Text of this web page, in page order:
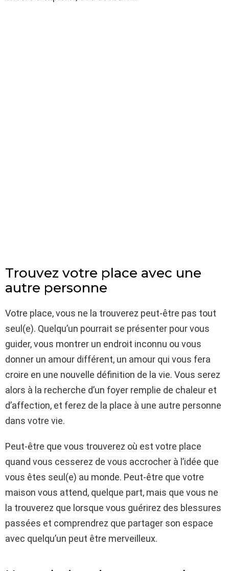
Trouvez votre place avec une
autre personne
Votre place, vous ne la trouverez peut-être pas tout
seul(e). Quelqu’un pourrait se présenter pour vous
guider, vous montrer un endroit inconnu ou vous
donner un amour différent, un amour qui vous fera
croire en une nouvelle définition de la vie. Vous serez
alors à la recherche d’un foyer remplie de chaleur et
d’affection, et ferez de la place à une autre personne
dans votre vie.
Peut-être que vous trouverez où est votre place
quand vous cesserez de vous accrocher à l’idée que
vous êtes seul(e) au monde. Peut-être que votre
maison vous attend, quelque part, mais que vous ne
la trouverez que lorsque vous guérirez des blessures
passées et comprendrez que partager son espace
avec quelqu’un peut être merveilleux.